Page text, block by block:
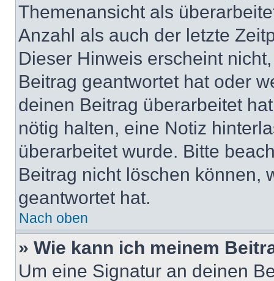
Themenansicht als
Anzahl als auch der letzte
Dieser Hinweis erscheint
Beitrag geantwortet hat oder
deinen Beitrag überarbeitet
nötig halten, eine Notiz
überarbeitet wurde. Bitte
Beitrag nicht löschen können,
geantwortet hat.
Nach oben
» Wie kann ich meinem
Um eine Signatur an deinen